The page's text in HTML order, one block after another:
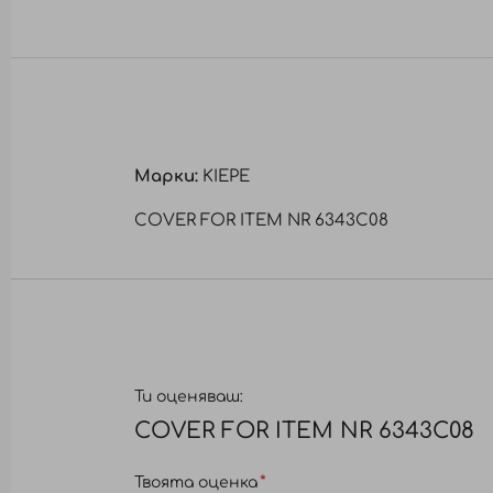
Марки: KIEPE
COVER FOR ITEM NR 6343C08
Ти оценяваш:
COVER FOR ITEM NR 6343C08
Твоята оценка